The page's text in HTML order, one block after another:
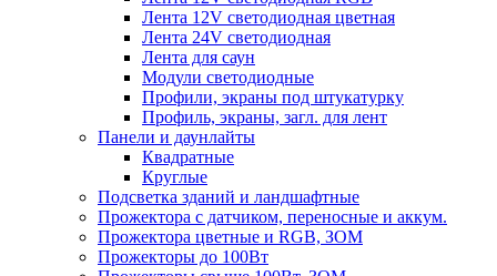
Лента 12V светодиодная цветная
Лента 24V светодиодная
Лента для саун
Модули светодиодные
Профили, экраны под штукатурку
Профиль, экраны, загл. для лент
Панели и даунлайты
Квадратные
Круглые
Подсветка зданий и ландшафтные
Прожектора с датчиком, переносные и аккум.
Прожектора цветные и RGB, ЗОМ
Прожекторы до 100Вт